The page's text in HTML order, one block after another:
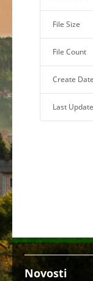
File Size
File Count
Create Date
Last
Novosti